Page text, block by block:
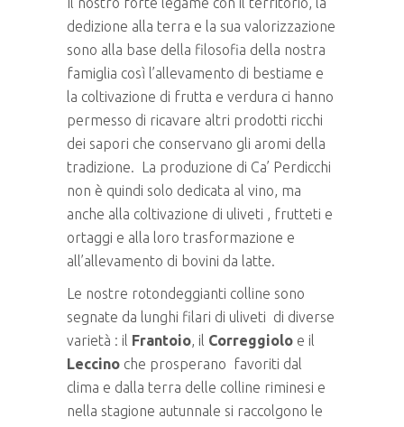
dedizione alla terra e la sua valorizzazione
sono alla base della filosofia della nostra
famiglia così l’allevamento di bestiame e
la coltivazione di frutta e verdura ci hanno
permesso di ricavare altri prodotti ricchi
dei sapori che conservano gli aromi della
tradizione. La produzione di Ca’ Perdicchi
non è quindi solo dedicata al vino, ma
anche alla coltivazione di uliveti , frutteti e
ortaggi e alla loro trasformazione e
all’allevamento di bovini da latte.
Le nostre rotondeggianti colline sono
segnate da lunghi filari di uliveti di diverse
varietà : il Frantoio, il Correggiolo e il
Leccino che prosperano favoriti dal
clima e dalla terra delle colline riminesi e
nella stagione autunnale si raccolgono le